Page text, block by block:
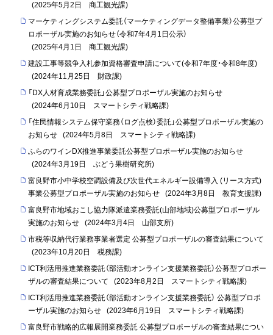
(2025年5月2日 商工観光課)
マーケティングシステム委託（マーケティングデータ整備事業）公募型プ
ロポーザル実施のお知らせ（令和7年4月1日公示）
(2025年4月1日 商工観光課)
建設工事等競争入札参加資格審査申請について(令和7年度・令和8年度)
(2024年11月25日 財政課)
「DX人材育成業務委託」公募型プロポーザル実施のお知らせ
(2024年6月10日 スマートシティ戦略課)
「住民情報システム保守業務（ログ点検）委託」公募型プロポーザル実施の
お知らせ
(2024年5月8日 スマートシティ戦略課)
ふらのワインDX推進事業委託公募型プロポーザル実施のお知らせ
(2024年3月19日 ぶどう果樹研究所)
富良野市小中学校空調設備及び次世代エネルギー設備導入 (リース方式)
事業公募型プロポーザル実施のお知らせ
(2024年3月8日 教育支援課)
富良野市地域おこし協力隊派遣業務委託(山部地域)公募型プロポーザル
実施のお知らせ
(2024年3月4日 山部支所)
市税等収納代行業務事業者選定 公募型プロポーザルの審査結果について
(2023年10月20日 税務課)
ICT利活用推進業務委託（部活動オンライン支援業務委託）公募型プロポー
ザルの審査結果について
(2023年8月2日 スマートシティ戦略課)
ICT利活用推進業務委託（部活動オンライン支援業務委託） 公募型プロポ
ーザル実施のお知らせ
(2023年6月19日 スマートシティ戦略課)
富良野市戦略的広報展開業務委託 公募型プロポーザルの審査結果につい